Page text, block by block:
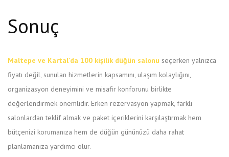
Sonuç
Maltepe ve Kartal’da 100 kişilik düğün salonu seçerken yalnızca
fiyatı değil, sunulan hizmetlerin kapsamını, ulaşım kolaylığını,
organizasyon deneyimini ve misafir konforunu birlikte
değerlendirmek önemlidir. Erken rezervasyon yapmak, farklı
salonlardan teklif almak ve paket içeriklerini karşılaştırmak hem
bütçenizi korumanıza hem de düğün gününüzü daha rahat
planlamanıza yardımcı olur.